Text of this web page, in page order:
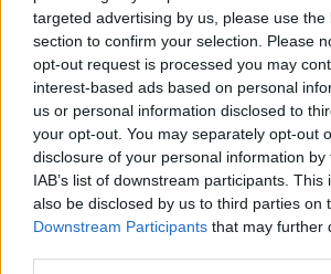
targeted advertising by us, please use the
section to confirm your selection. Please
opt-out request is processed you may
interest-based ads based on personal
us or personal information disclosed to
your opt-out. You may separately opt-out
disclosure of your personal information
IAB’s list of downstream participants.
also be disclosed by us to third parties on
Downstream Participants that may further
em relação aos 15% do ano passado.
ano, a quota mantém-se estável em
ultrapassando os veículos a gasóleo,
em 13,7%. Os automóveis híbridos
lugar, com uma quota de mercado de
automóveis a gasolina mantiveram a
32,7%.
Fonte: Automotive News Europe/